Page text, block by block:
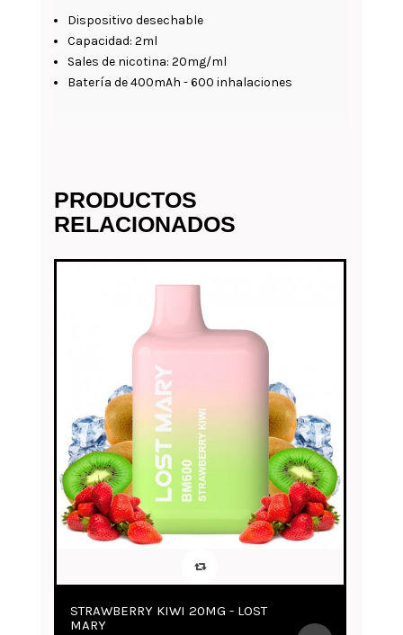
Dispositivo desechable
Capacidad: 2ml
Sales de nicotina: 20mg/ml
Batería de 400mAh - 600 inhalaciones
PRODUCTOS
RELACIONADOS
STRAWBERRY KIWI 20MG - LOST
MARY